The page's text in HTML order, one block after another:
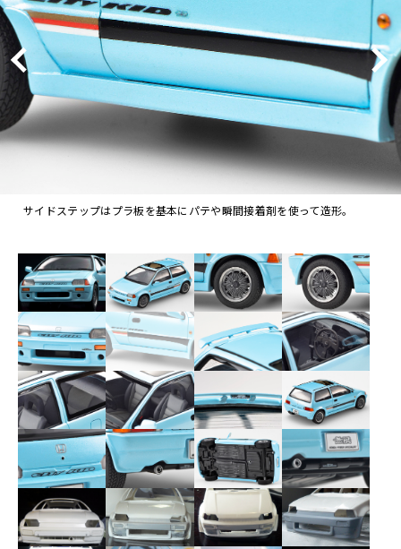
サイドステップはプラ板を基本にパテや瞬間接着剤を使って造形。